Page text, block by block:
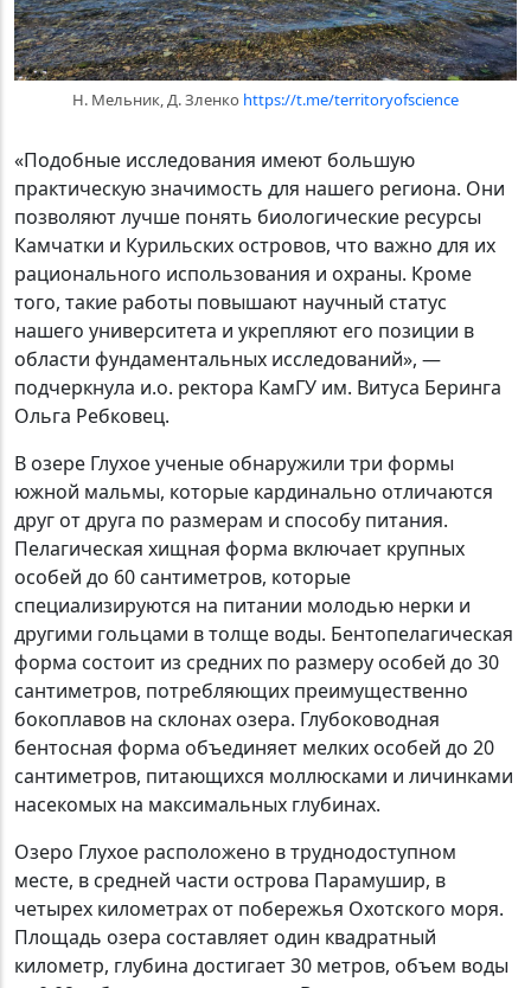
Н. Мельник, Д. Зленко https://t.me/territoryofscience
«Подобные исследования имеют большую
практическую значимость для нашего региона. Они
позволяют лучше понять биологические ресурсы
Камчатки и Курильских островов, что важно для их
рационального использования и охраны. Кроме
того, такие работы повышают научный статус
нашего университета и укрепляют его позиции в
области фундаментальных исследований», —
подчеркнула и.о. ректора КамГУ им. Витуса Беринга
Ольга Ребковец.
В озере Глухое ученые обнаружили три формы
южной мальмы, которые кардинально отличаются
друг от друга по размерам и способу питания.
Пелагическая хищная форма включает крупных
особей до 60 сантиметров, которые
специализируются на питании молодью нерки и
другими гольцами в толще воды. Бентопелагическая
форма состоит из средних по размеру особей до 30
сантиметров, потребляющих преимущественно
бокоплавов на склонах озера. Глубоководная
бентосная форма объединяет мелких особей до 20
сантиметров, питающихся моллюсками и личинками
насекомых на максимальных глубинах.
Озеро Глухое расположено в труднодоступном
месте, в средней части острова Парамушир, в
четырех километрах от побережья Охотского моря.
Площадь озера составляет один квадратный
километр, глубина достигает 30 метров, объем воды